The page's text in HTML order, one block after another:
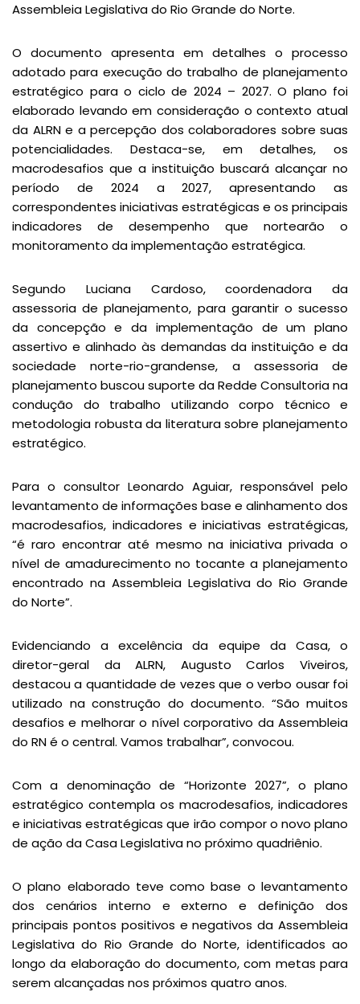
Assembleia Legislativa do Rio Grande do Norte.
O documento apresenta em detalhes o processo
adotado para execução do trabalho de planejamento
estratégico para o ciclo de 2024 – 2027. O plano foi
elaborado levando em consideração o contexto atual
da ALRN e a percepção dos colaboradores sobre suas
potencialidades. Destaca-se, em detalhes, os
macrodesafios que a instituição buscará alcançar no
período de 2024 a 2027, apresentando as
correspondentes iniciativas estratégicas e os principais
indicadores de desempenho que nortearão o
monitoramento da implementação estratégica.
Segundo Luciana Cardoso, coordenadora da
assessoria de planejamento, para garantir o sucesso
da concepção e da implementação de um plano
assertivo e alinhado às demandas da instituição e da
sociedade norte-rio-grandense, a assessoria de
planejamento buscou suporte da Redde Consultoria na
condução do trabalho utilizando corpo técnico e
metodologia robusta da literatura sobre planejamento
estratégico.
Para o consultor Leonardo Aguiar, responsável pelo
levantamento de informações base e alinhamento dos
macrodesafios, indicadores e iniciativas estratégicas,
“é raro encontrar até mesmo na iniciativa privada o
nível de amadurecimento no tocante a planejamento
encontrado na Assembleia Legislativa do Rio Grande
do Norte”.
Evidenciando a excelência da equipe da Casa, o
diretor-geral da ALRN, Augusto Carlos Viveiros,
destacou a quantidade de vezes que o verbo ousar foi
utilizado na construção do documento. “São muitos
desafios e melhorar o nível corporativo da Assembleia
do RN é o central. Vamos trabalhar”, convocou.
Com a denominação de “Horizonte 2027”, o plano
estratégico contempla os macrodesafios, indicadores
e iniciativas estratégicas que irão compor o novo plano
de ação da Casa Legislativa no próximo quadriênio.
O plano elaborado teve como base o levantamento
dos cenários interno e externo e definição dos
principais pontos positivos e negativos da Assembleia
Legislativa do Rio Grande do Norte, identificados ao
longo da elaboração do documento, com metas para
serem alcançadas nos próximos quatro anos.